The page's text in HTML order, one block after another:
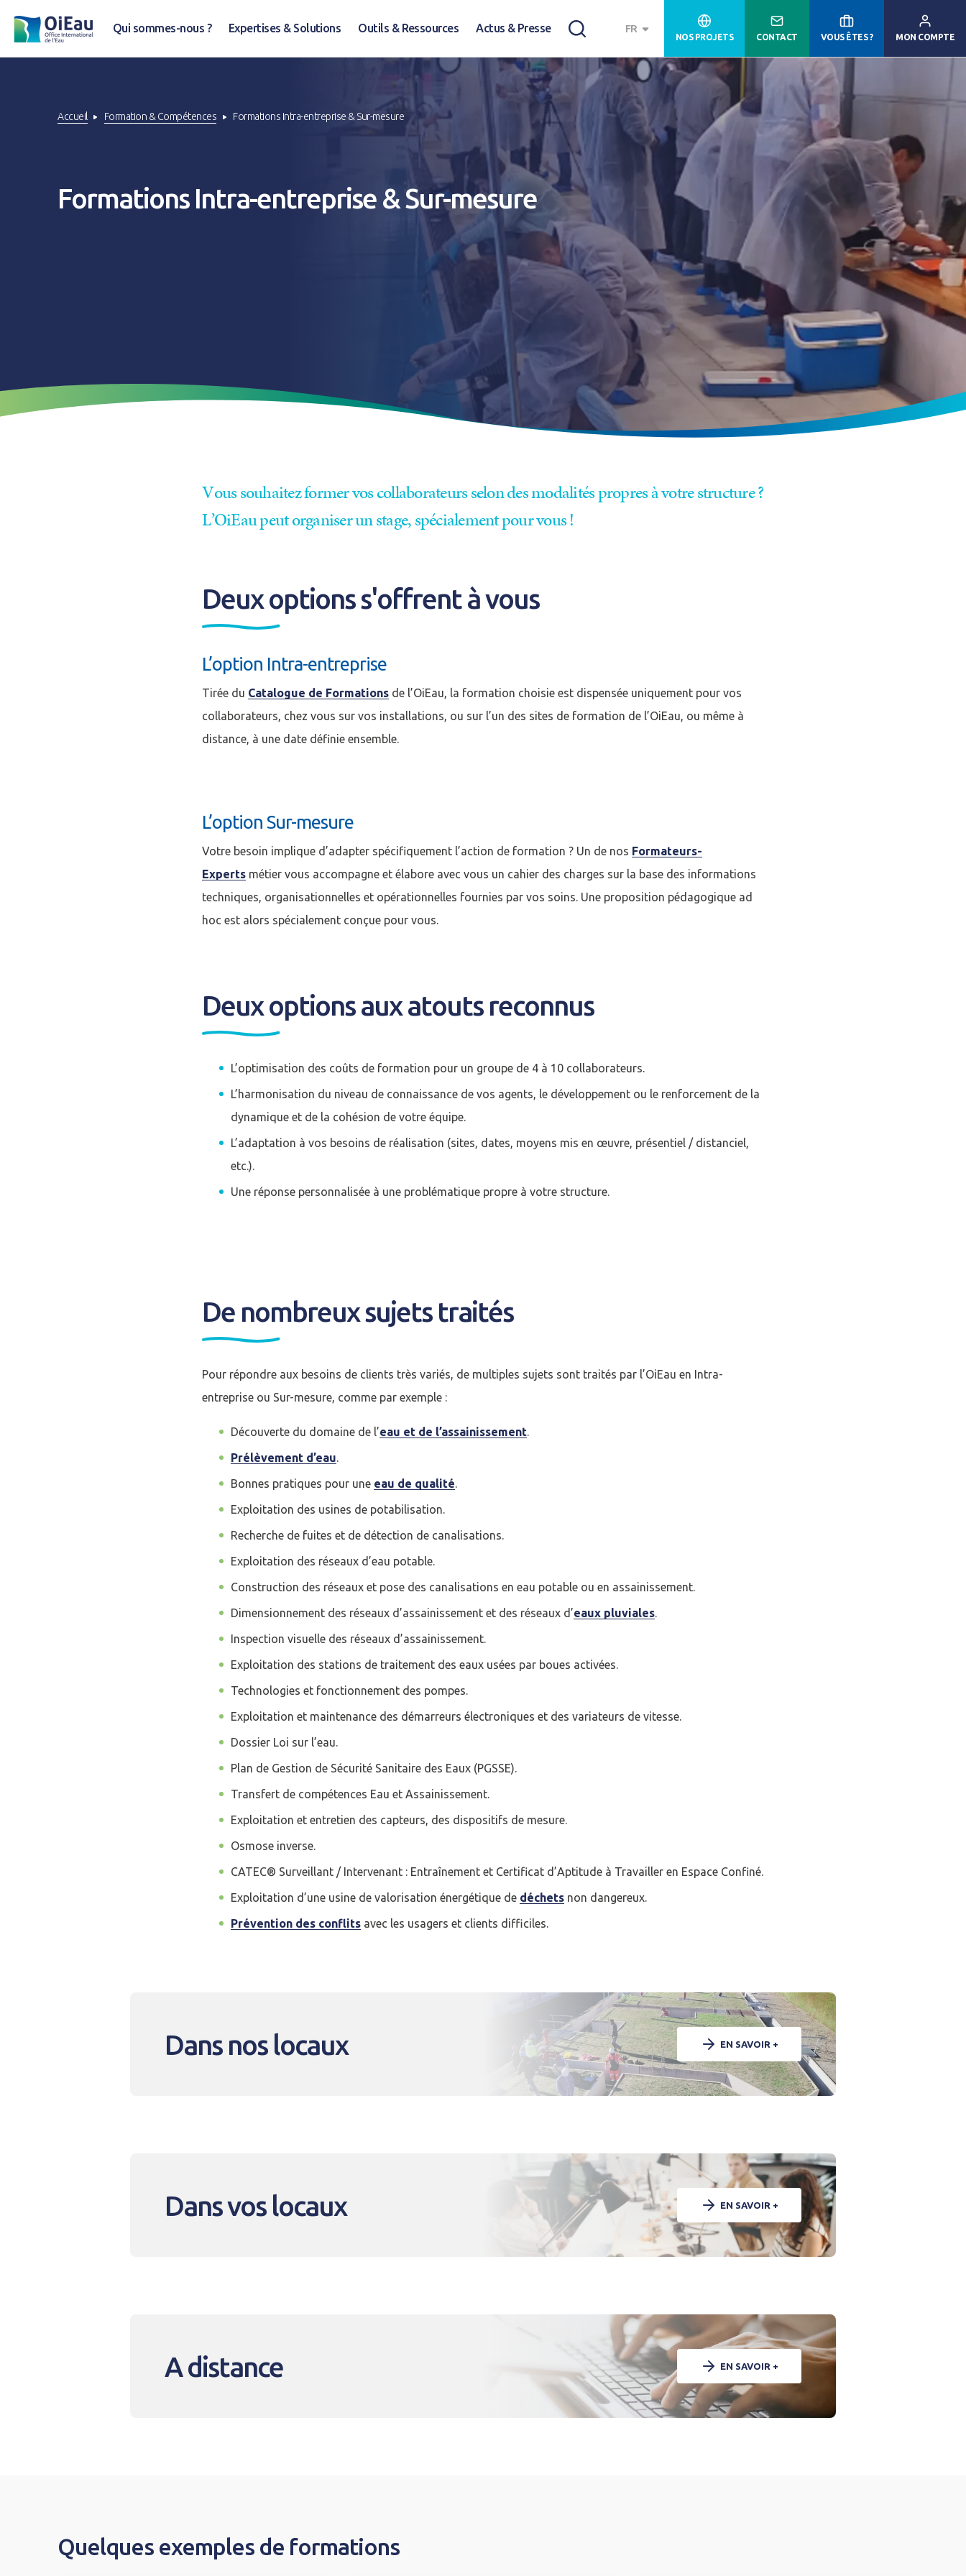
Qui sommes-nous ? Expertises & Solutions Outils & Ressources Actus & Presse FR
NOS PROJETS CONTACT VOUS ÊTES ? MON COMPTE
Accueil Formation & Compétences Formations Intra-entreprise & Sur-mesure
Formations Intra-entreprise & Sur-mesure
Vous souhaitez former vos collaborateurs selon des modalités propres à votre structure ?
L’OiEau peut organiser un stage, spécialement pour vous !
Deux options s'offrent à vous
L’option Intra-entreprise
Tirée du Catalogue de Formations de l’OiEau, la formation choisie est dispensée uniquement pour vos
collaborateurs, chez vous sur vos installations, ou sur l’un des sites de formation de l’OiEau, ou même à
distance, à une date définie ensemble.
L’option Sur-mesure
Votre besoin implique d’adapter spécifiquement l’action de formation ? Un de nos Formateurs-
Experts métier vous accompagne et élabore avec vous un cahier des charges sur la base des informations
techniques, organisationnelles et opérationnelles fournies par vos soins. Une proposition pédagogique ad
hoc est alors spécialement conçue pour vous.
Deux options aux atouts reconnus
L’optimisation des coûts de formation pour un groupe de 4 à 10 collaborateurs.
L’harmonisation du niveau de connaissance de vos agents, le développement ou le renforcement de la
dynamique et de la cohésion de votre équipe.
L’adaptation à vos besoins de réalisation (sites, dates, moyens mis en œuvre, présentiel / distanciel,
etc.).
Une réponse personnalisée à une problématique propre à votre structure.
De nombreux sujets traités
Pour répondre aux besoins de clients très variés, de multiples sujets sont traités par l’OiEau en Intra-
entreprise ou Sur-mesure, comme par exemple :
Découverte du domaine de l’eau et de l’assainissement.
Prélèvement d’eau.
Bonnes pratiques pour une eau de qualité.
Exploitation des usines de potabilisation.
Recherche de fuites et de détection de canalisations.
Exploitation des réseaux d’eau potable.
Construction des réseaux et pose des canalisations en eau potable ou en assainissement.
Dimensionnement des réseaux d’assainissement et des réseaux d’eaux pluviales.
Inspection visuelle des réseaux d’assainissement.
Exploitation des stations de traitement des eaux usées par boues activées.
Technologies et fonctionnement des pompes.
Exploitation et maintenance des démarreurs électroniques et des variateurs de vitesse.
Dossier Loi sur l’eau.
Plan de Gestion de Sécurité Sanitaire des Eaux (PGSSE).
Transfert de compétences Eau et Assainissement.
Exploitation et entretien des capteurs, des dispositifs de mesure.
Osmose inverse.
CATEC® Surveillant / Intervenant : Entraînement et Certificat d’Aptitude à Travailler en Espace Confiné.
Exploitation d’une usine de valorisation énergétique de déchets non dangereux.
Prévention des conflits avec les usagers et clients difficiles.
Dans nos locaux EN SAVOIR +
Dans vos locaux EN SAVOIR +
A distance EN SAVOIR +
Quelques exemples de formations
Se connecter
J'ai déjà un compte
Adresse email *
Mot de passe *
Afficher / cacher le mot de passe
Rester connecté(e) Mot de passe oublié ?
CONNEXION